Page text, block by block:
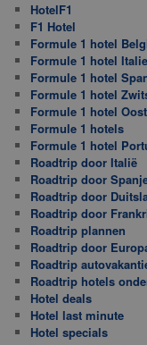
HotelF1
F1 Hotel
Formule 1 hotel
Formule 1 hotel Italie
Formule 1 hotel
Formule 1 hotel
Formule 1 hotel
Formule 1 hotels
Formule 1 hotel
Roadtrip door Italië
Roadtrip door
Roadtrip door
Roadtrip door
Roadtrip plannen
Roadtrip door
Roadtrip
Roadtrip hotels
Hotel deals
Hotel last minute
Hotel specials